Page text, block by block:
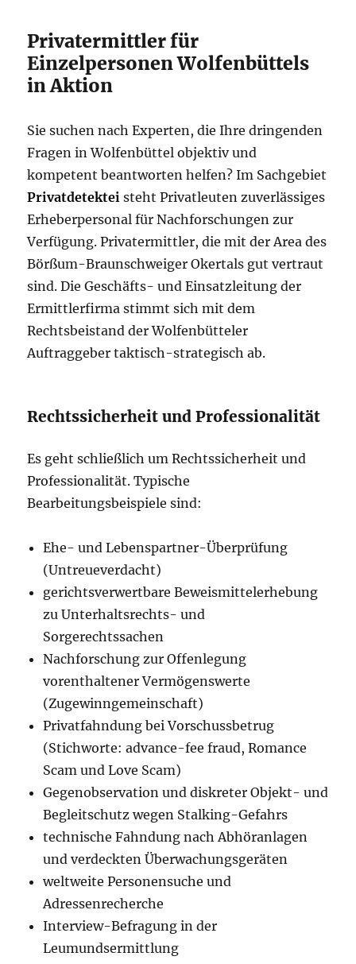
Privatermittler für
Einzelpersonen Wolfenbüttels
in Aktion
Sie suchen nach Experten, die Ihre dringenden
Fragen in Wolfenbüttel objektiv und
kompetent beantworten helfen? Im Sachgebiet
Privatdetekteisteht Privatleuten zuverlässiges
Erheberpersonal für Nachforschungen zur
Verfügung. Privatermittler, die mit der Area des
Börßum-Braunschweiger Okertals gut vertraut
sind. Die Geschäfts- und Einsatzleitung der
Ermittlerfirma stimmt sich mit dem
Rechtsbeistand der Wolfenbütteler
Auftraggeber taktisch-strategisch ab.
Rechtssicherheit und Professionalität
Es geht schließlich um Rechtssicherheit und
Professionalität. Typische
Bearbeitungsbeispiele sind:
Ehe- und Lebenspartner-Überprüfung
(Untreueverdacht)
gerichtsverwertbare Beweismittelerhebung
zu Unterhaltsrechts- und
Sorgerechtssachen
Nachforschung zur Offenlegung
vorenthaltener Vermögenswerte
(Zugewinngemeinschaft)
Privatfahndung bei Vorschussbetrug
(Stichworte: advance-fee fraud, Romance
Scam und Love Scam)
Gegenobservation und diskreter Objekt- und
Begleitschutz wegen Stalking-Gefahrs
technische Fahndung nach Abhöranlagen
und verdeckten Überwachungsgeräten
weltweite Personensuche und
Adressenrecherche
Interview-Befragung in der
Leumundsermittlung